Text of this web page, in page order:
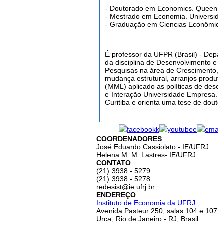
- Doutorado em Economics.
- Mestrado em Economia.
- Graduação em Ciencias
É professor da UFPR (Brasil) -
da disciplina de Desenvolvimento
Pesquisas na área de
mudança estrutural, arranjos
(MML) aplicado as políticas de
e Interação Universidade
Curitiba e orienta uma tese de
COORDENADORES
José Eduardo Cassiolato - IE/UFRJ
Helena M. M. Lastres- IE/UFRJ
CONTATO
(21) 3938 - 5279
(21) 3938 - 5278
redesist@ie.ufrj.br
ENDEREÇO
Instituto de Economia da UFRJ
Avenida Pasteur 250, salas 104 e 107
Urca, Rio de Janeiro - RJ, Brasil